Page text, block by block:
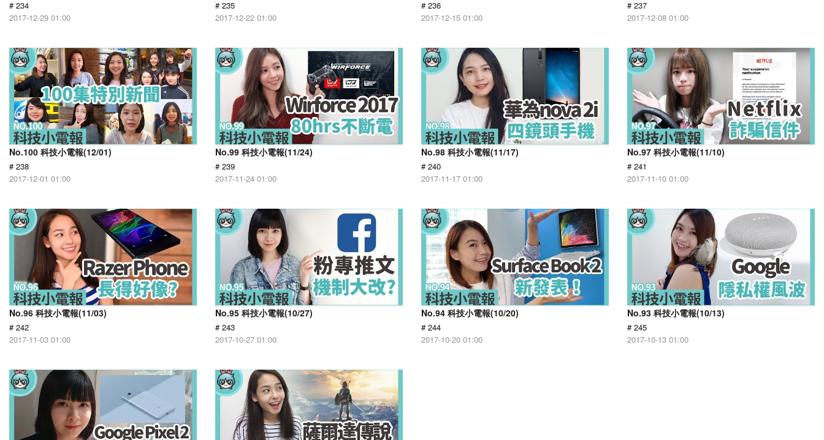
# 234
2017-12-29 01:00
# 235
2017-12-22 01:00
# 236
2017-12-15 01:00
# 237
2017-12-08 01:00
No.100 科技小電報(12/01)
# 238
2017-12-01 01:00
No.99 科技小電報(11/24)
# 239
2017-11-24 01:00
No.98 科技小電報(11/17)
# 240
2017-11-17 01:00
No.97 科技小電報(11/10)
# 241
2017-11-10 01:00
No.96 科技小電報(11/03)
# 242
2017-11-03 01:00
No.95 科技小電報(10/27)
# 243
2017-10-27 01:00
No.94 科技小電報(10/20)
# 244
2017-10-20 01:00
No.93 科技小電報(10/13)
# 245
2017-10-13 01:00